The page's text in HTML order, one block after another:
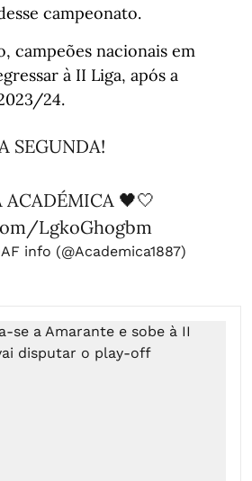
campeonato.
campeões nacionais em
à II Liga, após a
24.
SEGUNDA!
ACADÉMICA 🖤🤍
LgkoGhogbm
info (@Academica1887)